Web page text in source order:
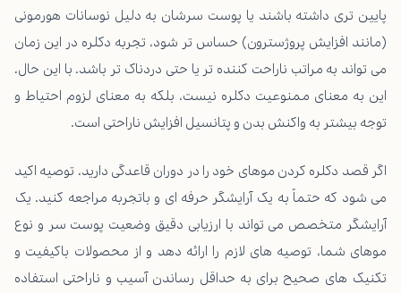
پایین تری داشته باشند یا پوست سرشان به دلیل نوسانات هورمونی
(مانند افزایش پروژسترون) حساس تر شود، تجربه دکلره در این زمان
می تواند به مراتب ناراحت کننده تر یا حتی دردناک تر باشد. با این حال،
این به معنای ممنوعیت دکلره نیست، بلکه به معنای لزوم احتیاط و
توجه بیشتر به واکنش بدن و پتانسیل افزایش ناراحتی است.
اگر قصد دکلره کردن موهای خود را در دوران قاعدگی دارید، توصیه اکید
می شود که حتماً به یک آرایشگر حرفه ای و باتجربه مراجعه کنید. یک
آرایشگر متخصص می تواند با ارزیابی دقیق وضعیت پوست سر و نوع
موهای شما، توصیه های لازم را ارائه دهد و از محصولات باکیفیت و
تکنیک های صحیح برای به حداقل رساندن آسیب و ناراحتی استفاده